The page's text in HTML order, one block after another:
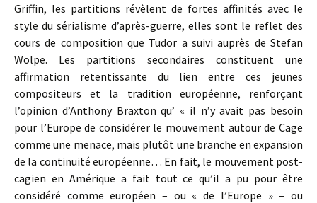
Griffin, les partitions révèlent de fortes affinités avec le
style du sérialisme d’après-guerre, elles sont le reflet des
cours de composition que Tudor a suivi auprès de Stefan
Wolpe. Les partitions secondaires constituent une
affirmation retentissante du lien entre ces jeunes
compositeurs et la tradition européenne, renforçant
l’opinion d’Anthony Braxton qu’ « il n’y avait pas besoin
pour l’Europe de considérer le mouvement autour de Cage
comme une menace, mais plutôt une branche en expansion
de la continuité européenne… En fait, le mouvement post-
cagien en Amérique a fait tout ce qu’il a pu pour être
considéré comme européen – ou « de l’Europe » – ou